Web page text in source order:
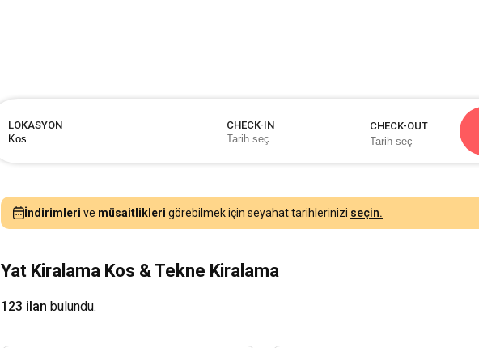
LOKASYON CHECK-IN CHECK-OUT
İndirimleri ve müsaitlikleri görebilmek için seyahat tarihlerinizi seçin.
Yat Kiralama Kos & Tekne Kiralama
123 ilan bulundu.